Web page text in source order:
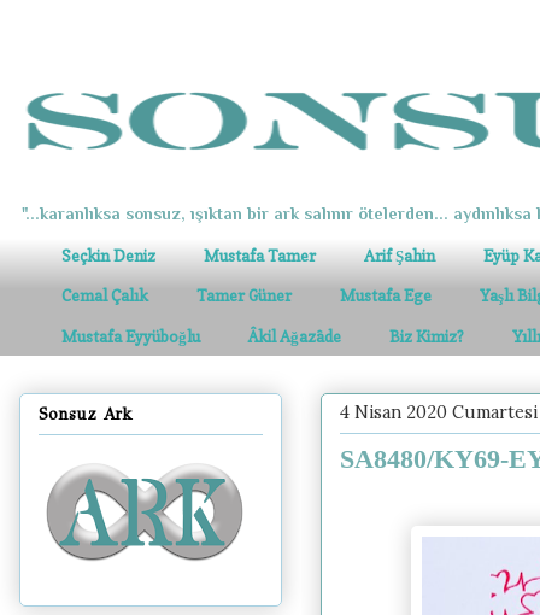
"...karanlıksa sonsuz, ışıktan bir ark salınır ötelerden... aydınlıksa
Seçkin Deniz Mustafa Tamer Arif Şahin Eyüp
Cemal Çalık Tamer Güner Mustafa Ege Yaşlı
Mustafa Eyyüboğlu Âkil Ağazâde Biz Kimiz?
4 Nisan 2020 Cumartesi
SA8480/KY69-
Sonsuz Ark